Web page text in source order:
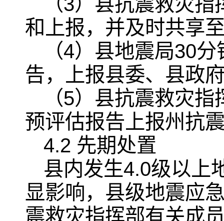
和上报，并及时共享
（4）县地震局30
告，上报县委、县政
（5）县抗震救灾
预评估报告上报州抗
4.2 先期处置
县内发生4.0级以上
显影响，县级地震应
震救灾指挥部有关成